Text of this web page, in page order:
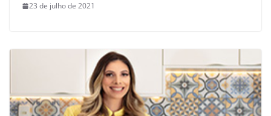
23 de julho de 2021